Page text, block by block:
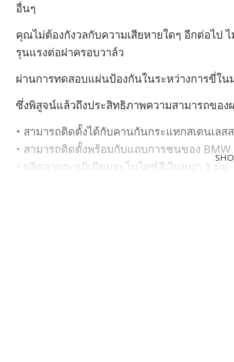
อื่นๆ
คุณไม่ต้องกังวลกับความเสียหายใดๆ อีกต่อไป
รุนแรงต่อฝาครอบวาล์ว
ผ่านการทดสอบแผ่นป้องกันในระหว่างการขี่ใ
ซึ่งพิสูจน์แล้วถึงประสิทธิภาพความสามารถขอ
• สามารถติดตั้งได้กับคานกันกระแทกสเตนเล
• สามารถติดตั้งพร้อมกับแถบการชนของ BMW
• ผลิตจากอะลูมิเนียมอะโนไดซ์สีเงินหนา 3 มม.